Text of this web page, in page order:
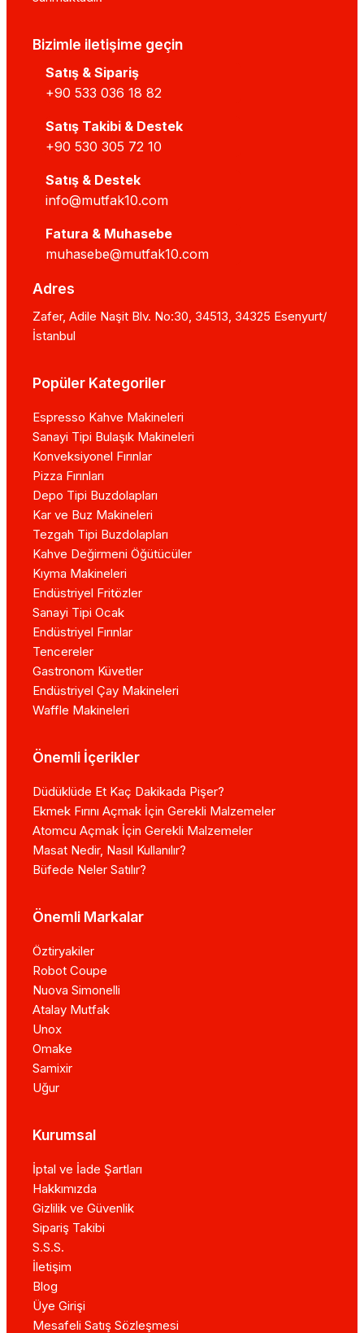
Bizimle iletişime geçin
Satış & Sipariş
+90 533 036 18 82
Satış Takibi & Destek
+90 530 305 72 10
Satış & Destek
info@mutfak10.com
Fatura & Muhasebe
muhasebe@mutfak10.com
Adres
Zafer, Adile Naşit Blv. No:30, 34513, 34325 Esenyurt/
İstanbul
Popüler Kategoriler
Espresso Kahve Makineleri
Sanayi Tipi Bulaşık Makineleri
Konveksiyonel Fırınlar
Pizza Fırınları
Depo Tipi Buzdolapları
Kar ve Buz Makineleri
Tezgah Tipi Buzdolapları
Kahve Değirmeni Öğütücüler
Kıyma Makineleri
Endüstriyel Fritözler
Sanayi Tipi Ocak
Endüstriyel Fırınlar
Tencereler
Gastronom Küvetler
Endüstriyel Çay Makineleri
Waffle Makineleri
Önemli İçerikler
Düdüklüde Et Kaç Dakikada Pişer?
Ekmek Fırını Açmak İçin Gerekli Malzemeler
Atomcu Açmak İçin Gerekli Malzemeler
Masat Nedir, Nasıl Kullanılır?
Büfede Neler Satılır?
Önemli Markalar
Öztiryakiler
Robot Coupe
Nuova Simonelli
Atalay Mutfak
Unox
Omake
Samixir
Uğur
Kurumsal
İptal ve İade Şartları
Hakkımızda
Gizlilik ve Güvenlik
Sipariş Takibi
S.S.S.
İletişim
Blog
Üye Girişi
Mesafeli Satış Sözleşmesi